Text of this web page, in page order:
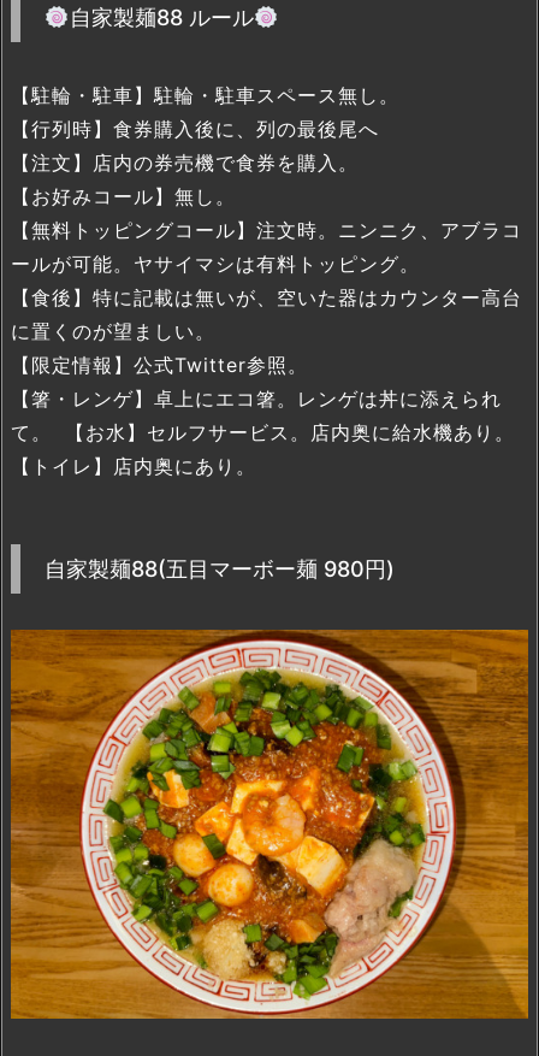
自家製麺88 ルール
【駐輪・駐車】駐輪・駐車スペース無し。
【行列時】食券購入後に、列の最後尾へ
【注文】店内の券売機で食券を購入。
【お好みコール】無し。
【無料トッピングコール】注文時。ニンニク、アブラコ
ールが可能。ヤサイマシは有料トッピング。
【食後】特に記載は無いが、空いた器はカウンター高台
に置くのが望ましい。
【限定情報】公式Twitter参照。
【箸・レンゲ】卓上にエコ箸。レンゲは丼に添えられ
て。 【お水】セルフサービス。店内奥に給水機あり。
【トイレ】店内奥にあり。
自家製麺88(五目マーボー麺 980円)